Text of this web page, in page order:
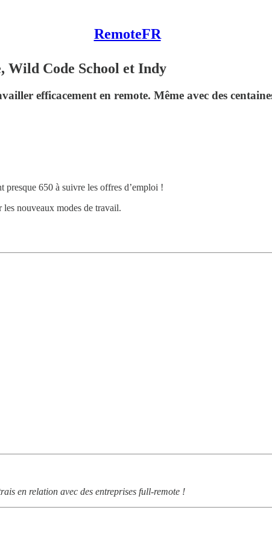
RemoteFR
Wild Code School et Indy
efficacement en remote. Même avec des
presque 650 à suivre les offres d’emploi !
les nouveaux modes de travail.
en relation avec des entreprises full-remote !